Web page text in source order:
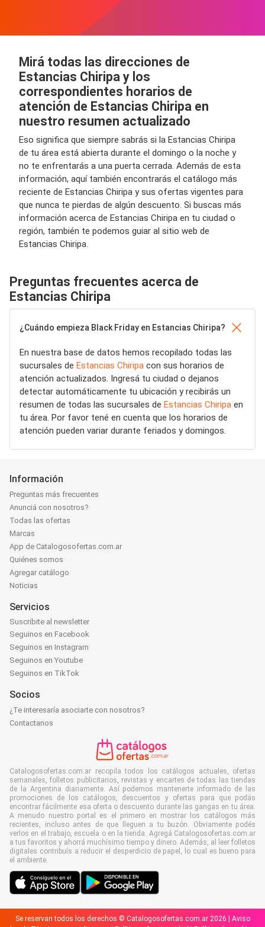
Mirá todas las direcciones de
Estancias Chiripa y los
correspondientes horarios de
atención de Estancias Chiripa en
nuestro resumen actualizado
Eso significa que siempre sabrás si la Estancias Chiripa
de tu área está abierta durante el domingo o la noche y
no te enfrentarás a una puerta cerrada. Además de esta
información, aquí también encontrarás el catálogo más
reciente de Estancias Chiripa y sus ofertas vigentes para
que nunca te pierdas de algún descuento. Si buscas más
información acerca de Estancias Chiripa en tu ciudad o
región, también te podemos guiar al sitio web de
Estancias Chiripa.
Preguntas frecuentes acerca de
Estancias Chiripa
¿Cuándo empieza Black Friday en Estancias Chiripa?
En nuestra base de datos hemos recopilado todas las
sucursales de Estancias Chiripa con sus horarios de
atención actualizados. Ingresá tu ciudad o dejanos
detectar automáticamente tu ubicación y recibirás un
resumen de todas las sucursales de Estancias Chiripa en
tu área. Por favor tené en cuenta que los horarios de
atención pueden variar durante feriados y domingos.
Información
Preguntas más frecuentes
Anunciá con nosotros?
Todas las ofertas
Marcas
App de Catalogosofertas.com.ar
Quiénes somos
Agregar catálogo
Noticias
Servicios
Suscribite al newsletter
Seguinos en Facebook
Seguinos en Instagram
Seguinos en Youtube
Seguinos en TikTok
Socios
¿Te interesaría asociarte con nosotros?
Contactanos
Catalogosofertas.com.ar recopila todos los catálogos actuales, ofertas
semanales, folletos publicitarios, revistas y encartes de todas las tiendas
de la Argentina diariamente. Así podemos mantenerte informado de las
promociones de los catálogos, descuentos y ofertas para que podás
encontrar fácilmente esa oferta o descuento durante las gangas en tu área.
A menudo nuestro portal es el primero en mostrar los catálogos más
recientes, incluso antes de que lleguen a tu buzón. Obviamente podés
verlos en el trabajo, escuela o en la tienda. Agregá Catalogosofertas.com.ar
a tus favoritos y ahorrá muchísimo tiempo y dinero. Además, al leer folletos
digitales contribuís a reducir el desperdicio de papel, lo cual es bueno para
el ambiente.
Se reservan todos los derechos © Catalogosofertas.com.ar 2026 | Aviso